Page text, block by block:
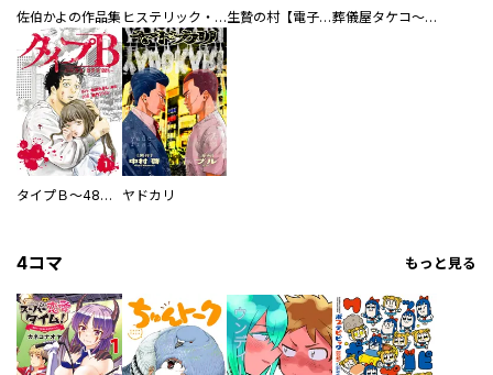
佐伯かよの作品集 ヒステリック・ハーレム～搾られる男と堕ちる女～【電子単行本版】 生贄の村【電子単行本版】 葬儀屋タケコ～あなたの最期、叶えます【電子単行本版】
タイプＢ～48時間後、致死率100％～【単話】 ヤドカリ
4コマ もっと見る